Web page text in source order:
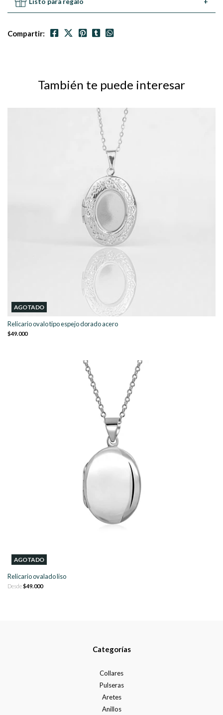
Listo para regalo +
Compartir:
También te puede interesar
AGOTADO
Relicario ovalo tipo espejo dorado acero
$49.000
AGOTADO
Relicario ovalado liso
Desde$49.000
Categorías
Collares
Pulseras
Aretes
Anillos